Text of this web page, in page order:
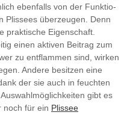
ebenfalls von der Funktio-
Plissees überzeugen. Denn
praktische Eigenschaft.
einen aktiven Beitrag zum
zu entflammen sind, wirken
Andere besitzen eine
der sie auch in feuchten
gibt es
noch für ein Plissee